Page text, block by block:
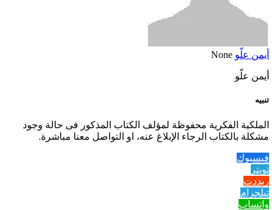
أيمن علّو None
أيمن علّو
تنبيه
الملكية الفكرية محفوظة لمؤلف الكتاب المذكور فى حالة وجود
مشكلة بالكتاب الرجاء الإبلاغ عنه، او التواصل معنا مباشرة.
فيسبوك
تويتر
ريددت
تيلجرام
واتساب